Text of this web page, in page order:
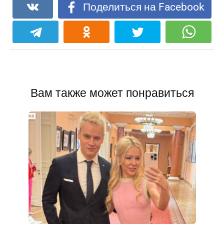
Поделиться на Facebook
Вам также может понравиться